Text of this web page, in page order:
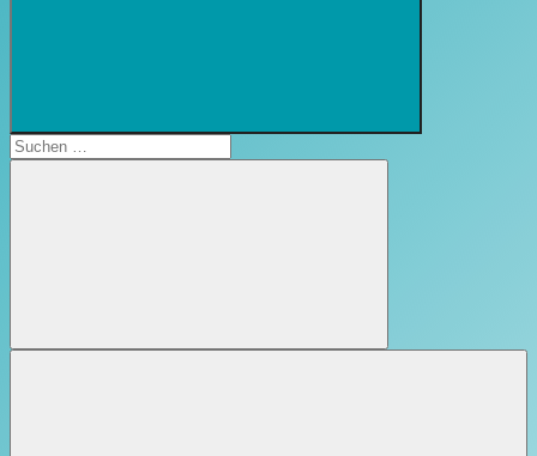
öffnen
Suchen
nach:
Suchen